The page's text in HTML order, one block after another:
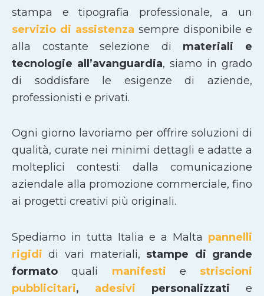
stampa e tipografia professionale, a un
servizio di assistenza sempre disponibile e
alla costante selezione di materiali e
tecnologie all’avanguardia, siamo in grado
di soddisfare le esigenze di aziende,
professionisti e privati.
Ogni giorno lavoriamo per offrire soluzioni di
qualità, curate nei minimi dettagli e adatte a
molteplici contesti: dalla comunicazione
aziendale alla promozione commerciale, fino
ai progetti creativi più originali.
Spediamo in tutta Italia e a Malta pannelli
rigididi vari materiali, stampe di grande
formatoquali manifesti e striscioni
pubblicitari, adesivi personalizzati e